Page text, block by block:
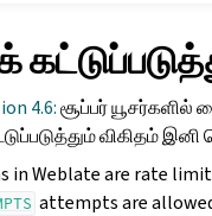
4.6:சூப்பர் யூசர்களில்
விகிதம் இனி
in Weblate are rate
attempts are